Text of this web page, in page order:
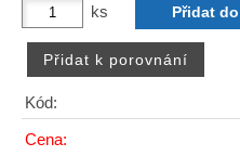
ks
Kód:
Cena: